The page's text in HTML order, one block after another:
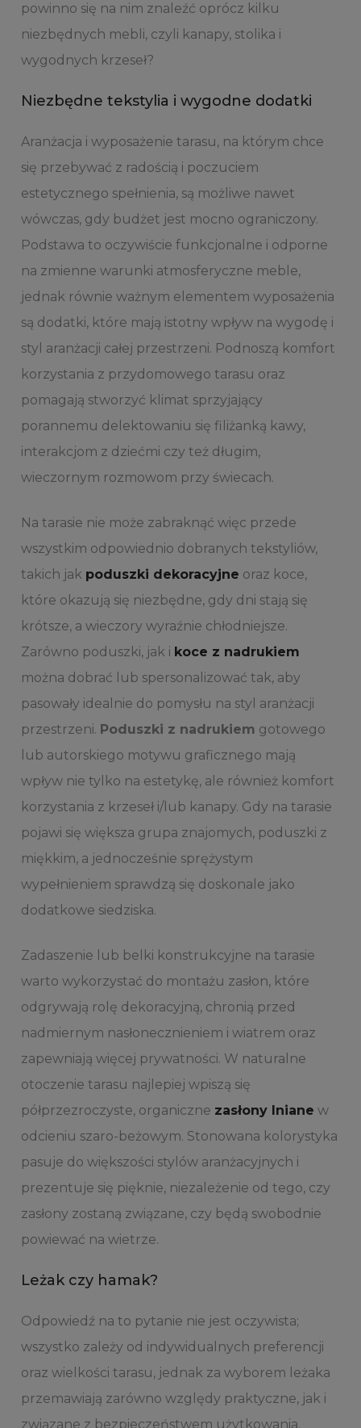
powinno się na nim znaleźć oprócz kilku
niezbędnych mebli, czyli kanapy, stolika i
wygodnych krzeseł?
Niezbędne tekstylia i wygodne dodatki
Aranżacja i wyposażenie tarasu, na którym chce
się przebywać z radością i poczuciem
estetycznego spełnienia, są możliwe nawet
wówczas, gdy budżet jest mocno ograniczony.
Podstawa to oczywiście funkcjonalne i odporne
na zmienne warunki atmosferyczne meble,
jednak równie ważnym elementem wyposażenia
są dodatki, które mają istotny wpływ na wygodę i
styl aranżacji całej przestrzeni. Podnoszą komfort
korzystania z przydomowego tarasu oraz
pomagają stworzyć klimat sprzyjający
porannemu delektowaniu się filiżanką kawy,
interakcjom z dziećmi czy też długim,
wieczornym rozmowom przy świecach.
Na tarasie nie może zabraknąć więc przede
wszystkim odpowiednio dobranych tekstyliów,
takich jak poduszki dekoracyjne oraz koce,
które okazują się niezbędne, gdy dni stają się
krótsze, a wieczory wyraźnie chłodniejsze.
Zarówno poduszki, jak i koce z nadrukiem
można dobrać lub spersonalizować tak, aby
pasowały idealnie do pomysłu na styl aranżacji
przestrzeni. Poduszki z nadrukiem gotowego
lub autorskiego motywu graficznego mają
wpływ nie tylko na estetykę, ale również komfort
korzystania z krzeseł i/lub kanapy. Gdy na tarasie
pojawi się większa grupa znajomych, poduszki z
miękkim, a jednocześnie sprężystym
wypełnieniem sprawdzą się doskonale jako
dodatkowe siedziska.
Zadaszenie lub belki konstrukcyjne na tarasie
warto wykorzystać do montażu zasłon, które
odgrywają rolę dekoracyjną, chronią przed
nadmiernym nasłonecznieniem i wiatrem oraz
zapewniają więcej prywatności. W naturalne
otoczenie tarasu najlepiej wpiszą się
półprzezroczyste, organiczne zasłony lniane w
odcieniu szaro-beżowym. Stonowana kolorystyka
pasuje do większości stylów aranżacyjnych i
prezentuje się pięknie, niezależenie od tego, czy
zasłony zostaną związane, czy będą swobodnie
powiewać na wietrze.
Leżak czy hamak?
Odpowiedź na to pytanie nie jest oczywista;
wszystko zależy od indywidualnych preferencji
oraz wielkości tarasu, jednak za wyborem leżaka
przemawiają zarówno względy praktyczne, jak i
związane z bezpieczeństwem użytkowania.